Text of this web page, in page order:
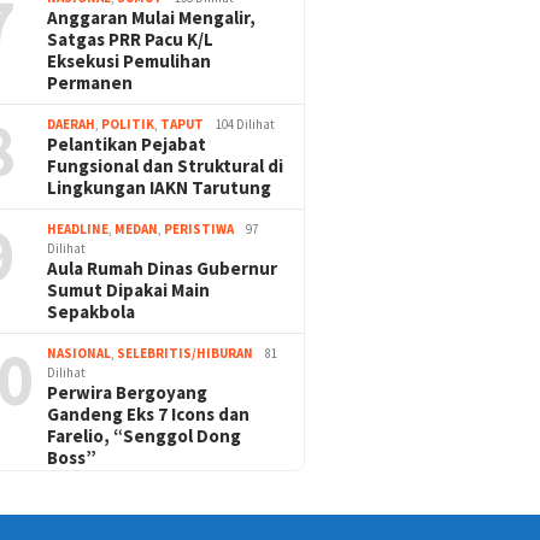
Anggaran Mulai Mengalir,
Satgas PRR Pacu K/L
Eksekusi Pemulihan
Permanen
DAERAH, POLITIK, TAPUT 104 Dilihat
Pelantikan Pejabat
Fungsional dan Struktural di
Lingkungan IAKN Tarutung
HEADLINE, MEDAN, PERISTIWA
97
Dilihat
Aula Rumah Dinas Gubernur
Sumut Dipakai Main
Sepakbola
NASIONAL, SELEBRITIS/HIBURAN
81
Dilihat
Perwira Bergoyang
Gandeng Eks 7 Icons dan
Farelio, “Senggol Dong
Boss”